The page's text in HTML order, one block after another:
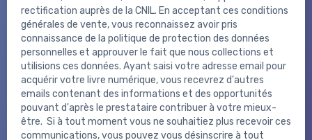
rectification auprès de la CNIL. En acceptant ces conditions
générales de vente, vous reconnaissez avoir pris
connaissance de la politique de protection des données
personnelles et approuver le fait que nous collections et
utilisions ces données. Ayant saisi votre adresse email pour
acquérir votre livre numérique, vous recevrez d'autres
emails contenant des informations et des opportunités
pouvant d'après le prestataire contribuer à votre mieux-
être. Si à tout moment vous ne souhaitiez plus recevoir ces
communications, vous pouvez vous désinscrire à tout